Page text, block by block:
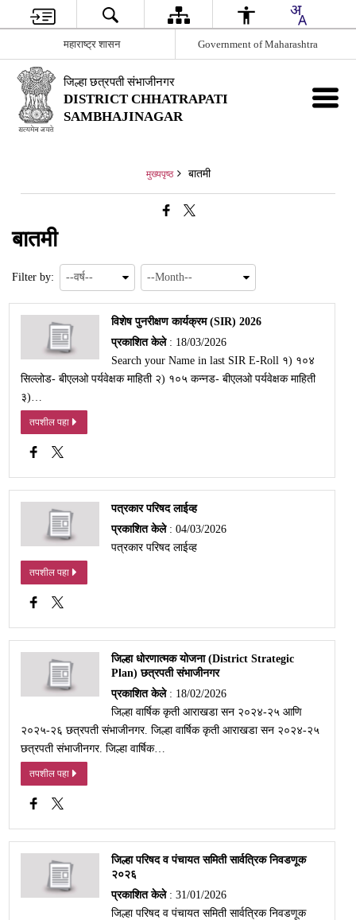
महाराष्ट्र शासन Government of Maharashtra
जिल्हा छत्रपती संभाजीनगर
DISTRICT CHHATRAPATI
SAMBHAJINAGAR
मुख्यपृष्ठ बातमी
बातमी
Filter by:
विशेष पुनरीक्षण कार्यक्रम (SIR) 2026
प्रकाशित केले: 18/03/2026
Search your Name in last SIR E-Roll १) १०४
सिल्लोड- बीएलओ पर्यवेक्षक माहिती २) १०५ कन्नड- बीएलओ पर्यवेक्षक माहिती
३)…
तपशील पहा
पत्रकार परिषद लाईव्ह
प्रकाशित केले: 04/03/2026
पत्रकार परिषद लाईव्ह
तपशील पहा
जिल्हा धोरणात्मक योजना (District Strategic
Plan) छत्रपती संभाजीनगर
प्रकाशित केले: 18/02/2026
जिल्हा वार्षिक कृती आराखडा सन २०२४-२५ आणि
२०२५-२६ छत्रपती संभाजीनगर. जिल्हा वार्षिक कृती आराखडा सन २०२४-२५
छत्रपती संभाजीनगर. जिल्हा वार्षिक…
तपशील पहा
जिल्हा परिषद व पंचायत समिती सार्वत्रिक निवडणूक
२०२६
प्रकाशित केले: 31/01/2026
जिल्हा परिषद व पंचायत समिती सार्वत्रिक निवडणूक